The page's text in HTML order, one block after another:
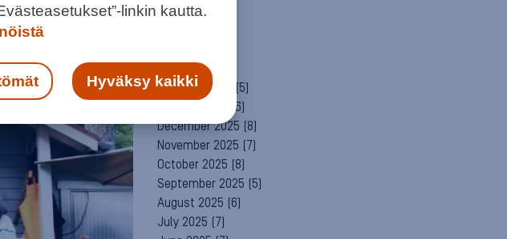
June 2026
March 2026
February 2026
(5)
(6)
December 2025 (8)
November 2025 (7)
October 2025 (8)
September 2025 (5)
August 2025 (6)
July 2025 (7)
linkin kautta.
Hyväksy kaikki